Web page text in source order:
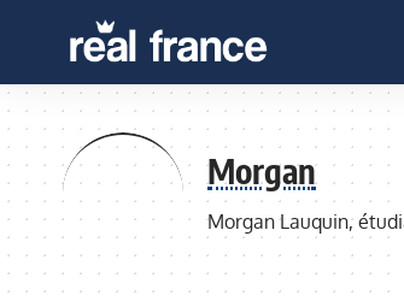
Morgan
Morgan Lauquin,